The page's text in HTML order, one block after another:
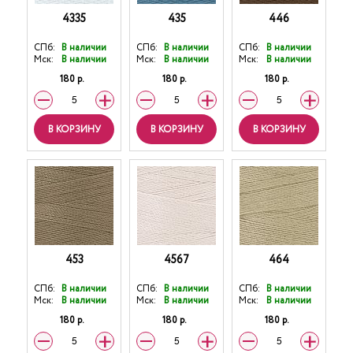
4335
СПб: В наличии
Мск:
В наличии
180 р.
В КОРЗИНУ
435
СПб: В наличии
Мск:
В наличии
180 р.
В КОРЗИНУ
446
СПб: В наличии
Мск:
В наличии
180 р.
В КОРЗИНУ
453
СПб: В наличии
Мск:
В наличии
180 р.
4567
СПб: В наличии
Мск:
В наличии
180 р.
464
СПб: В наличии
Мск:
В наличии
180 р.